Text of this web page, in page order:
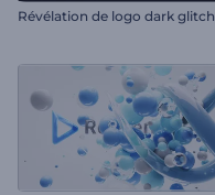
Révélation de logo dark glitch